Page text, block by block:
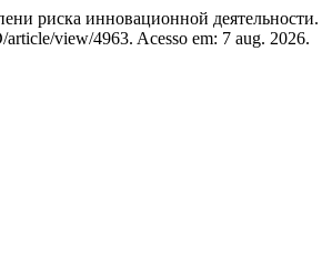
риска инновационной деятельности.
view/4963. Acesso em: 7 aug. 2026.